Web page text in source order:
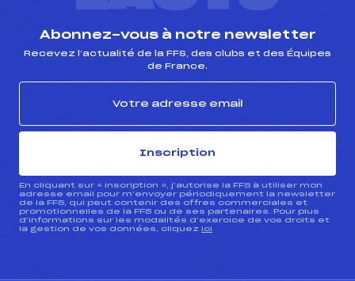
Abonnez-vous à notre newsletter
Recevez l’actualité de la FFS, des clubs et des Équipes
de France.
Inscription
En cliquant sur « inscription », j’autorise la FFS à utiliser mon
adresse email pour m’envoyer périodiquement la newsletter
de la FFS, qui peut contenir des offres commerciales et
promotionnelles de la FFS ou de ses partenaires. Pour plus
d’informations sur les modalités d’exercice de vos droits et
la gestion de vos données, cliquez ici